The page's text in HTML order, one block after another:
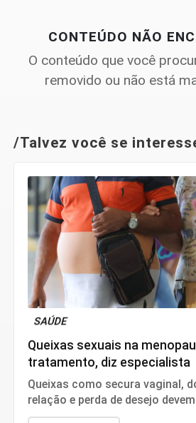
CONTEÚDO NÃO
O conteúdo que você
removido ou não está
/Talvez você se
SAÚDE
Queixas sexuais na
tratamento, diz especialista
Queixas como secura vaginal,
relação e perda de desejo
e tratadas.